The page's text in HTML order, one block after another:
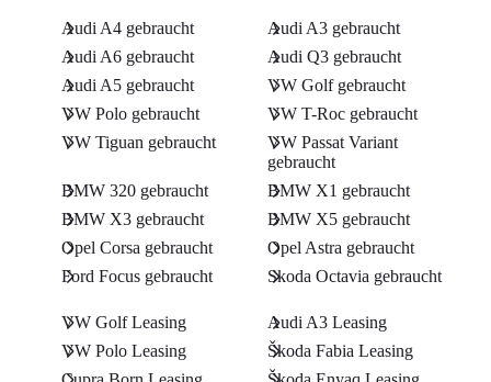
Audi A4 gebraucht
Audi A3 gebraucht
Audi A6 gebraucht
Audi Q3 gebraucht
Audi A5 gebraucht
VW Golf gebraucht
VW Polo gebraucht
VW T-Roc gebraucht
VW Tiguan gebraucht
VW Passat Variant
gebraucht
BMW 320 gebraucht
BMW X1 gebraucht
BMW X3 gebraucht
BMW X5 gebraucht
Opel Corsa gebraucht
Opel Astra gebraucht
Ford Focus gebraucht
Skoda Octavia gebraucht
VW Golf Leasing
Audi A3 Leasing
VW Polo Leasing
Škoda Fabia Leasing